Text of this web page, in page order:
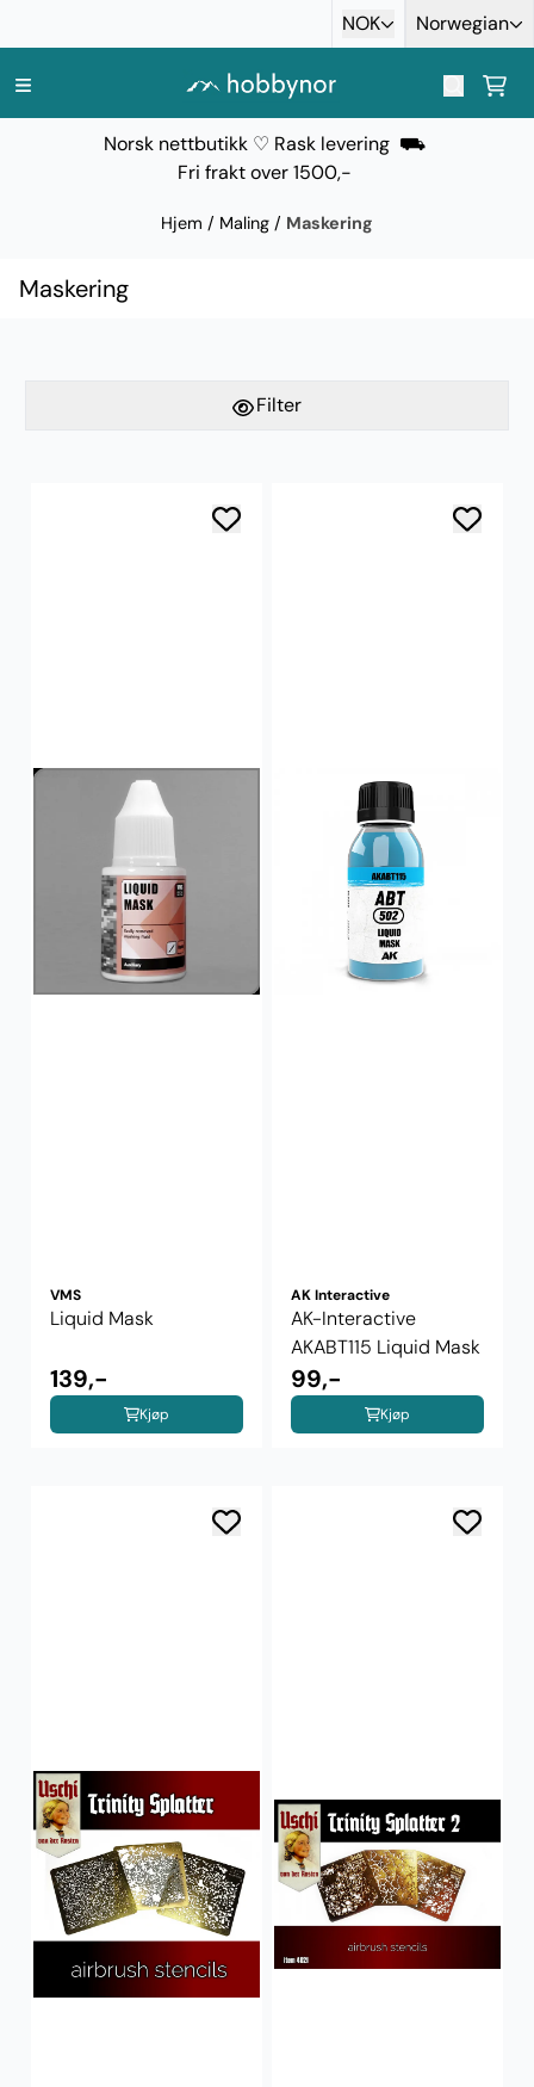
NOK Norwegian
Norsk nettbutikk ♡ Rask levering ⛟
Fri frakt over 1500,-
Hjem / Maling / Maskering
Maskering
Filter
VMS
Liquid Mask
139,-
Kjøp
AK Interactive
AK-Interactive
AKABT115 Liquid Mask
99,-
Kjøp